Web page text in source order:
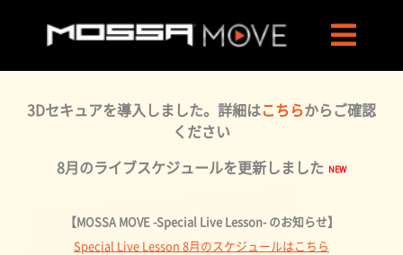
3Dセキュアを導入しました。詳細はこちらからご確認
ください
8月のライブスケジュールを更新しました
【MOSSA MOVE -Special Live Lesson- のお知らせ】
Special Live Lesson 8月のスケジュールはこちら